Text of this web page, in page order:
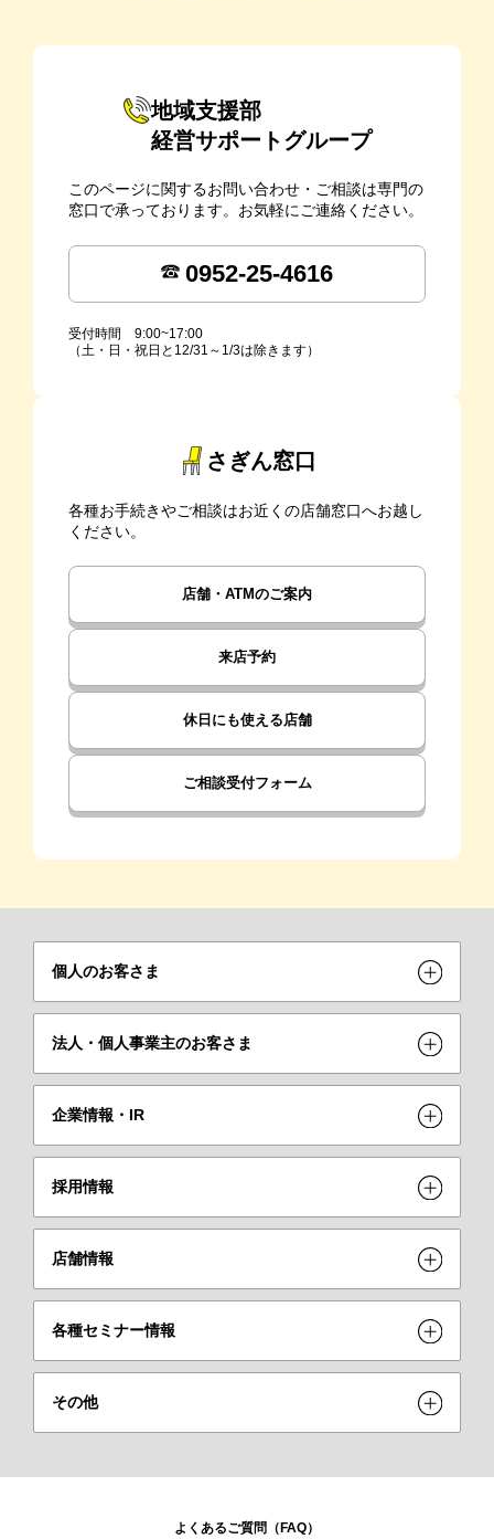
地域支援部
経営サポートグループ
このページに関するお問い合わせ・ご相談は専門の
窓口で承っております。お気軽にご連絡ください。
0952-25-4616
受付時間 9:00~17:00
（土・日・祝日と12/31～1/3は除きます）
さぎん窓口
各種お手続きやご相談はお近くの店舗窓口へお越し
ください。
店舗・ATMのご案内
来店予約
休日にも使える店舗
ご相談受付フォーム
個人のお客さま
法人・個人事業主のお客さま
企業情報・IR
採用情報
店舗情報
各種セミナー情報
その他
よくあるご質問（FAQ）